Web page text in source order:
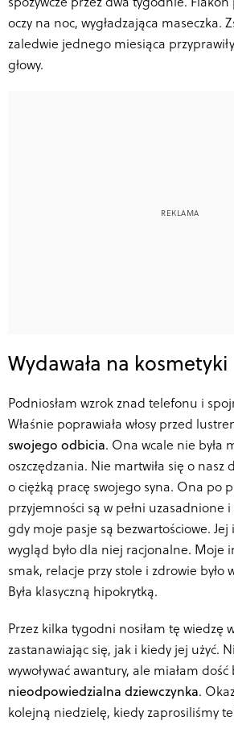
oczy na noc, wygładzająca maseczka.
zaledwie jednego miesiąca
głowy.
Wydawała na kosmetyki
Podniosłam wzrok znad telefonu i
Właśnie poprawiała włosy przed
swojego odbicia. Ona wcale nie była
oszczędzania. Nie martwiła się o nasz
o ciężką pracę swojego syna. Ona po
przyjemności są w pełni uzasadnione
gdy moje pasje są bezwartościowe.
wygląd było dla niej racjonalne. Moje
smak, relacje przy stole i zdrowie było
Była klasyczną hipokrytką.
Przez kilka tygodni nosiłam tę wiedzę
zastanawiając się, jak i kiedy jej użyć.
wywoływać awantury, ale miałam
nieodpowiedzialna dziewczynka.
kolejną niedzielę, kiedy zaprosiliśmy